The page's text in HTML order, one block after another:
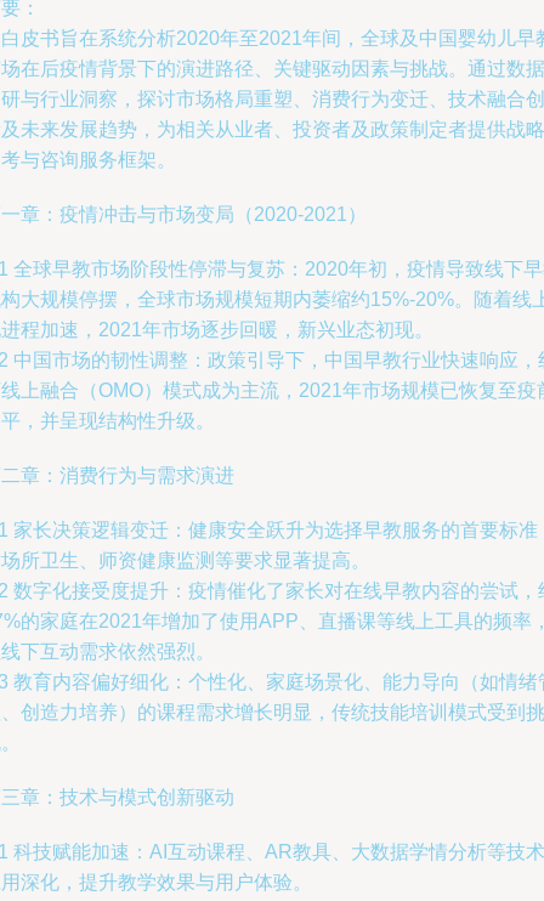
：
皮书旨在系统分析2020年至2021年间，全球及中国婴幼儿早
在后疫情背景下的演进路径、关键驱动因素与挑战。通过数据
与行业洞察，探讨市场格局重塑、消费行为变迁、技术融合创
未来发展趋势，为相关从业者、投资者及政策制定者提供战略
与咨询服务框架。
章：疫情冲击与市场变局（2020-2021）
全球早教市场阶段性停滞与复苏：2020年初，疫情导致线下
大规模停摆，全球市场规模短期内萎缩约15%-20%。随着线
程加速，2021年市场逐步回暖，新兴业态初现。
中国市场的韧性调整：政策引导下，中国早教行业快速响应，
上融合（OMO）模式成为主流，2021年市场规模已恢复至疫
，并呈现结构性升级。
章：消费行为与需求演进
家长决策逻辑变迁：健康安全跃升为选择早教服务的首要标准
所卫生、师资健康监测等要求显著提高。
数字化接受度提升：疫情催化了家长对在线早教内容的尝试，
的家庭在2021年增加了使用APP、直播课等线上工具的频率
下互动需求依然强烈。
教育内容偏好细化：个性化、家庭场景化、能力导向（如情绪
创造力培养）的课程需求增长明显，传统技能培训模式受到挑
章：技术与模式创新驱动
科技赋能加速：AI互动课程、AR教具、大数据学情分析等技术
深化，提升教学效果与用户体验。